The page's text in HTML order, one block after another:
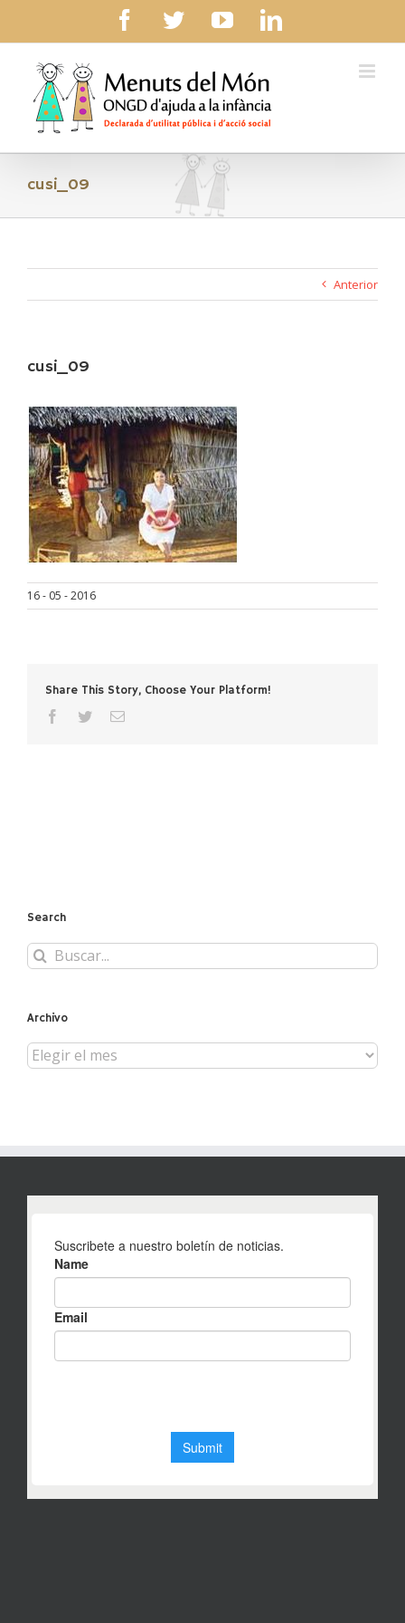
content
facebook
twitteryoutubelinkedin
cusi_09
Anterior
cusi_09
16 - 05 - 2016
Share This Story, Choose Your Platform!
facebooktwitterCorreo
Search
Buscar:
Archivo
Archivo